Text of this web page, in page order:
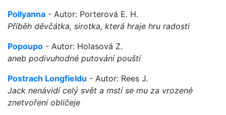
Pollyanna - Autor: Porterová E. H.
Příběh děvčátka, sirotka, která hraje hru radosti
Popoupo - Autor: Holasová Z.
aneb podivuhodné putování pouští
Postrach Longfieldu - Autor: Rees J.
Jack nenávidí celý svět a mstí se mu za vrozené
znetvoření obličeje